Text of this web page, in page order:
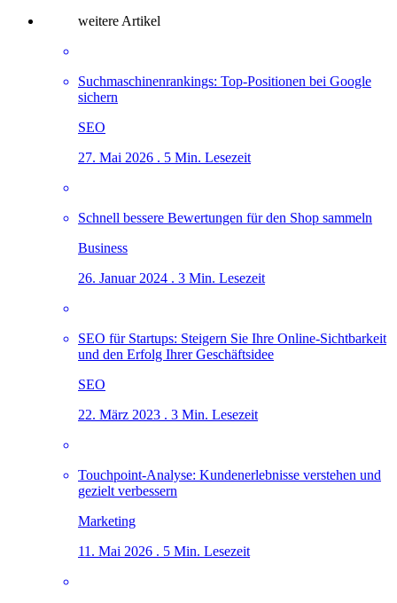
weitere Artikel
Suchmaschinenrankings: Top-Positionen bei Google
sichern
SEO
27. Mai 2026 . 5 Min. Lesezeit
Schnell bessere Bewertungen für den Shop sammeln
Business
26. Januar 2024 . 3 Min. Lesezeit
SEO für Startups: Steigern Sie Ihre Online-Sichtbarkeit
und den Erfolg Ihrer Geschäftsidee
SEO
22. März 2023 . 3 Min. Lesezeit
Touchpoint-Analyse: Kundenerlebnisse verstehen und
gezielt verbessern
Marketing
11. Mai 2026 . 5 Min. Lesezeit